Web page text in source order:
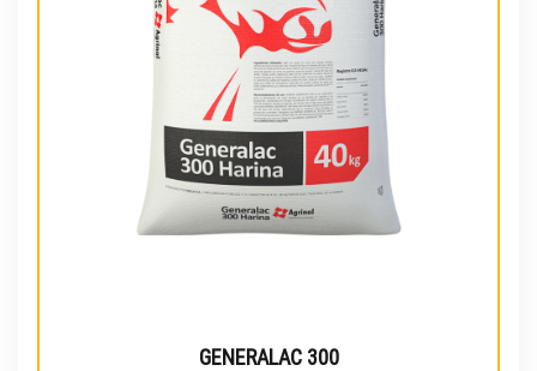
GENERALAC 300